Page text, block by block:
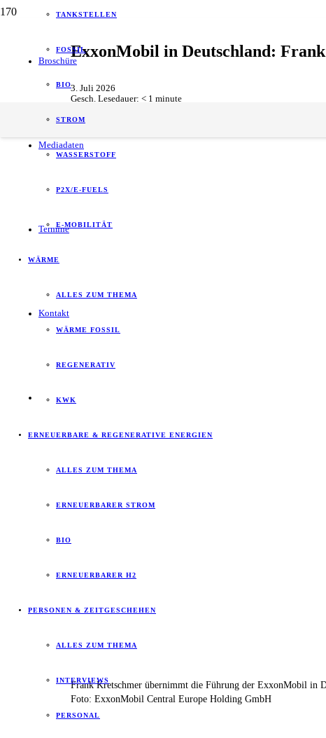
Broschüre
Mediadaten
Termine
Kontakt
TANKSTELLEN
FOSSIL
BIO
STROM
WASSERSTOFF
P2X/E-FUELS
E-MOBILITÄT
WÄRME
ALLES ZUM THEMA
WÄRME FOSSIL
REGENERATIV
KWK
ERNEUERBARE & REGENERATIVE ENERGIEN
ALLES ZUM THEMA
ERNEUERBARER STROM
BIO
ERNEUERBARER H2
PERSONEN & ZEITGESCHEHEN
ALLES ZUM THEMA
INTERVIEWS
PERSONAL
ExxonMobil in Deutschland:
3. Juli 2026
Gesch. Lesedauer: < 1 minute
Frank Kretschmer übernimmt die Führung der ExxonMobil in
Foto: ExxonMobil Central Europe Holding GmbH